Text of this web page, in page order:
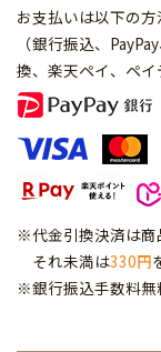
お支払いは以下の方
（銀行振込、
換、楽天ペイ、ペイ
※代金引換決済は商
それ未満は330円
※銀行振込手数料無